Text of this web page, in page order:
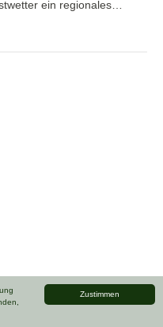
Zustimmen
ein regionales…